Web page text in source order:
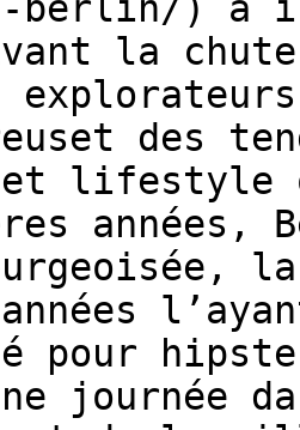
la
des
et lifestyle
années,
pour
journée